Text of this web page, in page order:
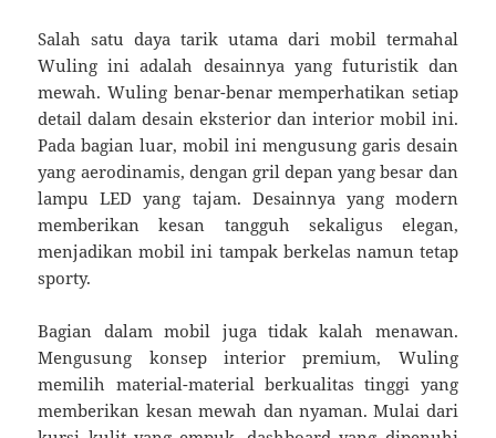
Salah satu daya tarik utama dari mobil termahal
Wuling ini adalah desainnya yang futuristik dan
mewah. Wuling benar-benar memperhatikan setiap
detail dalam desain eksterior dan interior mobil ini.
Pada bagian luar, mobil ini mengusung garis desain
yang aerodinamis, dengan gril depan yang besar dan
lampu LED yang tajam. Desainnya yang modern
memberikan kesan tangguh sekaligus elegan,
menjadikan mobil ini tampak berkelas namun tetap
sporty.
Bagian dalam mobil juga tidak kalah menawan.
Mengusung konsep interior premium, Wuling
memilih material-material berkualitas tinggi yang
memberikan kesan mewah dan nyaman. Mulai dari